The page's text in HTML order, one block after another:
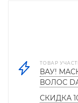
ТОВАР
ВАУ!
ВОЛОС
СКИДКА